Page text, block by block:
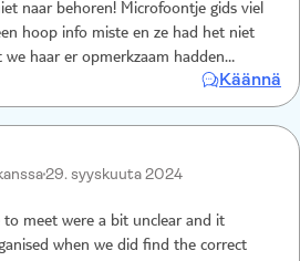
naar behoren! Microfoontje gids viel
hoop info miste en ze had het niet
haar er opmerkzaam hadden
niet je dat vergeleken bij de excursie en
Käännä
29. syyskuuta 2024
meet were a bit unclear and it
when we did find the correct